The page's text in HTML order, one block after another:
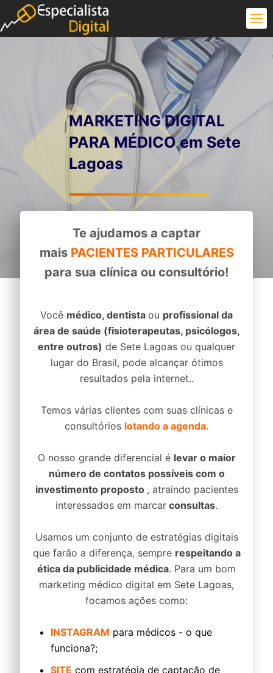
MARKETING DIGITAL
PARA MÉDICO em Sete
Lagoas
Te ajudamos a captar
mais PACIENTES PARTICULARES
para sua clínica ou consultório!
Você médico, dentista ou profissional da
área de saúde (fisioterapeutas, psicólogos,
entre outros) de Sete Lagoas ou qualquer
lugar do Brasil, pode alcançar ótimos
resultados pela internet..
Temos várias clientes com suas clínicas e
consultórios lotando a agenda.
O nosso grande diferencial é levar o maior
número de contatos possíveis com o
investimento proposto , atraindo pacientes
interessados em marcar consultas.
Usamos um conjunto de estratégias digitais
que farão a diferença, sempre respeitando a
ética da publicidade médica. Para um bom
marketing médico digital em Sete Lagoas,
focamos ações como:
INSTAGRAM para médicos - o que
funciona?;
SITE com estratégia de captação de